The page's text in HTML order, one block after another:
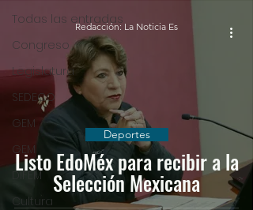
Todas las entradas
Congreso
Legislatura
SEDECO
GEM
GEM
DIFEM
Cultura
Listo EdoMéx para recibir a la
Selección Mexicana
Deportes
Redacción: La Noticia Es